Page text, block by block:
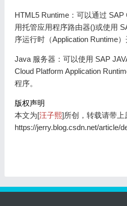
HTML5 Runtime：可以通过 SAP
用托管应用程序路由器()或使用
序运行时（Application Runtime
Java 服务器：可以使用 SAP
Cloud Platform Application
程序。
版权声明
本文为[汪子熙]所创，转载请带
https://jerry.blog.csdn.net/article/